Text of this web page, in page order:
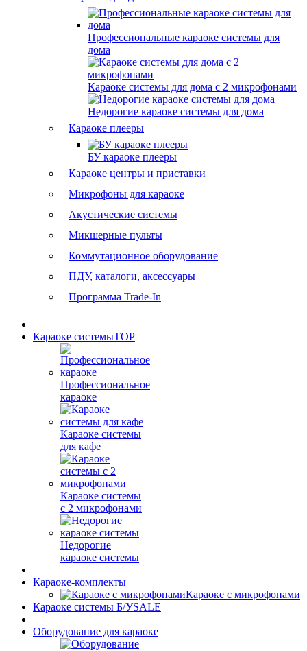
Профессиональные караоке системы для
дома
Караоке системы для дома с 2 микрофонами
Недорогие караоке системы для дома
Караоке плееры
БУ караоке плееры
Караоке центры и приставки
Микрофоны для караоке
Акустические системы
Микшерные пульты
Коммутационное оборудование
ПДУ, каталоги, аксессуары
Программа Trade-In
Караоке системыTOP
Профессиональное
караоке
Караоке системы
для кафе
Караоке системы
с 2 микрофонами
Недорогие
караоке системы
Караоке-комплекты
Караоке с микрофонами
Караоке системы Б/УSALE
Оборудование для караоке